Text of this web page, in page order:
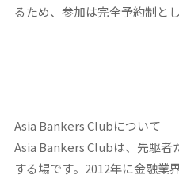
るため、参加は完全予約制と
Asia Bankers Clubについて
Asia Bankers Clubは、先駆者
する場です。2012年に金融業